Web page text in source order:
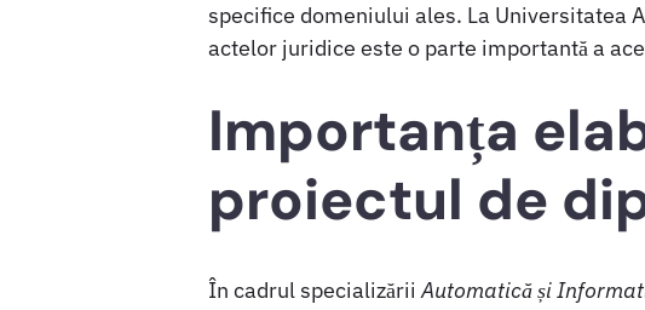
specifice domeniului ales. La Universitatea
actelor juridice este o parte importantă a
Importanța
proiectul de
În cadrul specializăriiAutomatică și